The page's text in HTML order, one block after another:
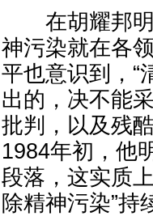
在胡耀邦明
神污染就在各
平也意识到，“
出的，决不能
批判，以及残
1984年初，他
段落，这实质
除精神污染”持